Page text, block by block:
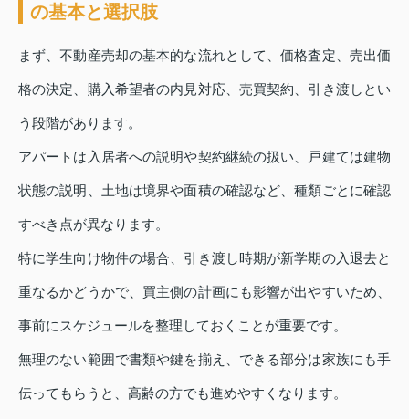
の基本と選択肢
まず、不動産売却の基本的な流れとして、価格査定、売出価
格の決定、購入希望者の内見対応、売買契約、引き渡しとい
う段階があります。
アパートは入居者への説明や契約継続の扱い、戸建ては建物
状態の説明、土地は境界や面積の確認など、種類ごとに確認
すべき点が異なります。
特に学生向け物件の場合、引き渡し時期が新学期の入退去と
重なるかどうかで、買主側の計画にも影響が出やすいため、
事前にスケジュールを整理しておくことが重要です。
無理のない範囲で書類や鍵を揃え、できる部分は家族にも手
伝ってもらうと、高齢の方でも進めやすくなります。